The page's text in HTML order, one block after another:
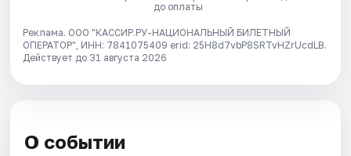
до оплаты
Реклама. ООО "КАССИР.РУ-НАЦИОНАЛЬНЫЙ БИЛЕТНЫЙ
ОПЕРАТОР", ИНН: 7841075409 erid: 25H8d7vbP8SRTvHZrUcdLB.
Действует до 31 августа 2026
О событии